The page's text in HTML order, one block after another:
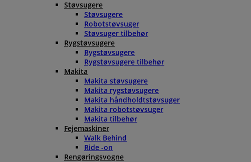
Støvsugere
Støvsugere
Robotstøvsuger
Støvsuger tilbehør
Rygstøvsugere
Rygstøvsugere
Rygstøvsugere tilbehør
Makita
Makita støvsugere
Makita rygstøvsugere
Makita håndholdtstøvsuger
Makita robotstøvsuger
Makita tilbehør
Fejemaskiner
Walk Behind
Ride -on
Rengøringsvogne